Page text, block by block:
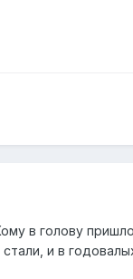
в голову
и в